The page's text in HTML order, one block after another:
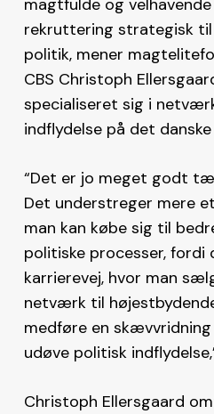
rekruttering strategisk til
politik, mener
CBS Christoph
specialiseret sig i
indflydelse på det
“Det er jo meget godt
Det understreger mere
man kan købe sig til
politiske processer, fordi
karrierevej, hvor man
netværk til
medføre en
udøve politisk
Christoph Ellersgaard